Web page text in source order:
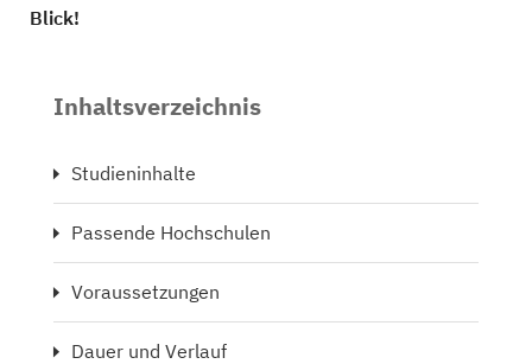
Blick!
Inhaltsverzeichnis
Studieninhalte
Passende Hochschulen
Voraussetzungen
Dauer und Verlauf